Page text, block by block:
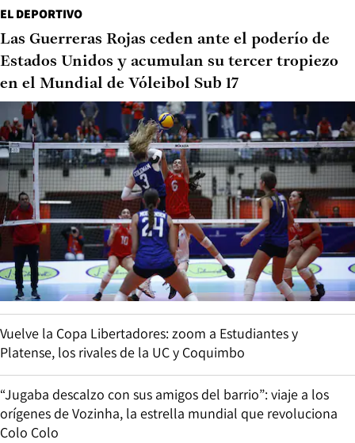
EL DEPORTIVO
Las Guerreras Rojas ceden ante el poderío de
Estados Unidos y acumulan su tercer tropiezo
en el Mundial de Vóleibol Sub 17
Vuelve la Copa Libertadores: zoom a Estudiantes y
Platense, los rivales de la UC y Coquimbo
“Jugaba descalzo con sus amigos del barrio”: viaje a los
orígenes de Vozinha, la estrella mundial que revoluciona
Colo Colo